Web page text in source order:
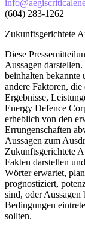
(604) 283-1262
Zukunftsgerichtete
Diese
Aussagen
beinhalten bekannte
andere Faktoren,
Ergebnisse,
Energy Defence
erheblich von den
Errungenschaften
Aussagen zum
Zukunftsgerichtete
Fakten darstellen
Wörter erwartet,
prognostiziert,
sind, oder Aussagen
Bedingungen
sollten.